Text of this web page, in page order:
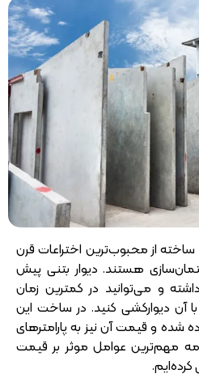
از محبوب‌ترین اختراعات قرن
هستند. دیوار بتنی پیش
و می‌توانید در کمترین زمان
آن دیوارکشی کنید. در ساخت این
شده و قیمت آن نیز به پارامترهای
مهم‌ترین عوامل موثر بر قیمت
کرده‌ایم.